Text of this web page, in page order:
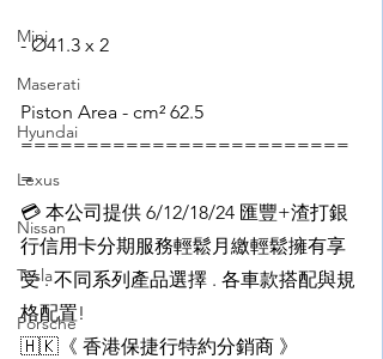
Mini
Maserati
Hyundai
Lexus
Nissan
Tesla
Porsche
- Ø41.3 x 2
Piston Area - cm² 62.5
=========================
=
💳 本公司提供 6/12/18/24 匯豐+渣打銀
行信用卡分期服務輕鬆月繳輕鬆擁有享
受 . 不同系列產品選擇 . 各車款搭配與規
格配置!
🇭🇰《 香港保捷行特約分銷商 》